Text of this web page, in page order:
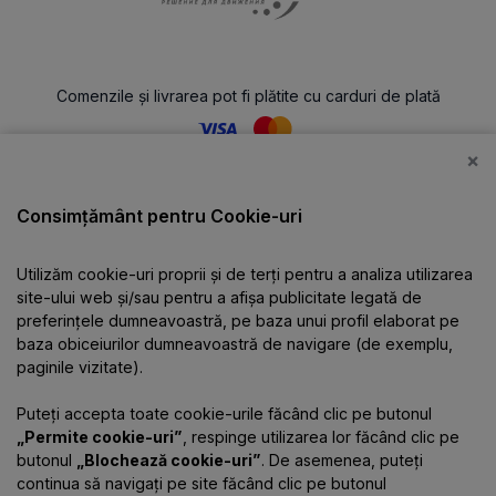
Comenzile și livrarea pot fi plătite cu carduri de plată
Catalog
Despre companie
Informații
Contacte
×
Consimțământ pentru Cookie-uri
Utilizăm cookie-uri proprii și de terți pentru a analiza utilizarea
site-ului web și/sau pentru a afișa publicitate legată de
preferințele dumneavoastră, pe baza unui profil elaborat pe
baza obiceiurilor dumneavoastră de navigare (de exemplu,
paginile vizitate).
Puteți accepta toate cookie-urile făcând clic pe butonul
„Permite cookie-uri” , respinge utilizarea lor făcând clic pe
butonul
„Blochează cookie-uri”. De asemenea, puteți
continua să navigați pe site făcând clic pe butonul